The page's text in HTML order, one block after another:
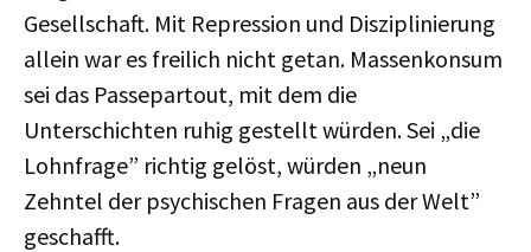
Gesellschaft. Mit Repression und Disziplinierung
allein war es freilich nicht getan. Massenkonsum
sei das Passepartout, mit dem die
Unterschichten ruhig gestellt würden. Sei „die
Lohnfrage” richtig gelöst, würden „neun
Zehntel der psychischen Fragen aus der Welt”
geschafft.